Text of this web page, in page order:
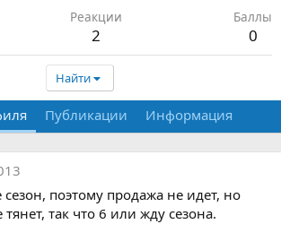
Реакции
2
Баллы
0
Найти
Публикации Информация
поэтому продажа не идет, но
так что 6 или жду сезона.